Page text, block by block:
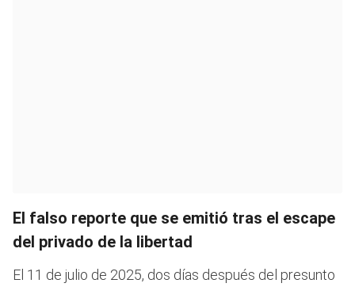
El falso reporte que se emitió tras el escape
del privado de la libertad
El 11 de julio de 2025, dos días después del presunto